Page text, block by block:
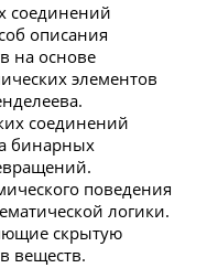
соединений
описания
на основе
элементов
соединений
бинарных
поведения
логики.
скрытую
веществ.